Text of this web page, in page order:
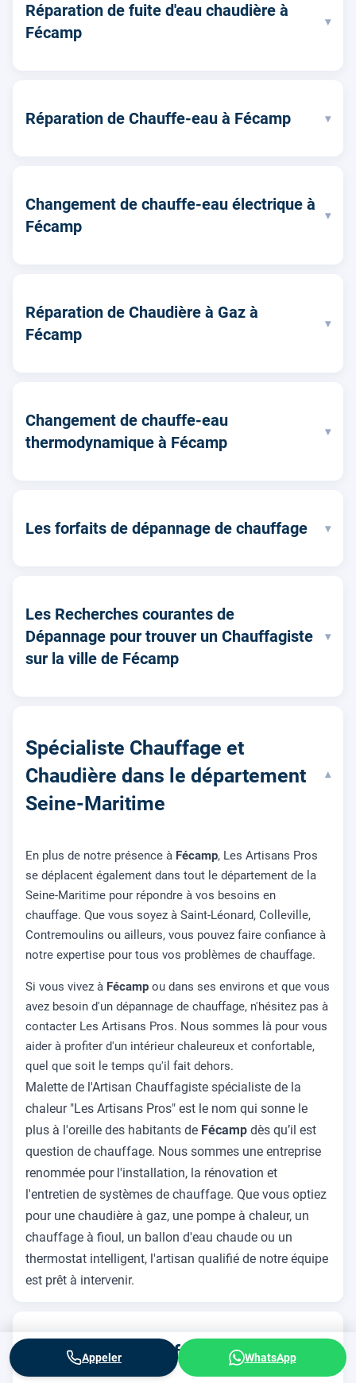
Réparation de fuite d'eau chaudière à
Fécamp
▾
Réparation de Chauffe-eau à Fécamp ▾
Changement de chauffe-eau électrique à
Fécamp
▾
Réparation de Chaudière à Gaz à
Fécamp
▾
Changement de chauffe-eau
thermodynamique à Fécamp
▾
Les forfaits de dépannage de chauffage ▾
Les Recherches courantes de
Dépannage pour trouver un Chauffagiste
sur la ville de Fécamp
▾
Spécialiste Chauffage et
Chaudière dans le département
Seine-Maritime
▾
En plus de notre présence à Fécamp, Les Artisans Pros
se déplacent également dans tout le département de la
Seine-Maritime pour répondre à vos besoins en
chauffage. Que vous soyez à Saint-Léonard, Colleville,
Contremoulins ou ailleurs, vous pouvez faire confiance à
notre expertise pour tous vos problèmes de chauffage.
Si vous vivez à Fécamp ou dans ses environs et que vous
avez besoin d'un dépannage de chauffage, n'hésitez pas à
contacter Les Artisans Pros. Nous sommes là pour vous
aider à profiter d'un intérieur chaleureux et confortable,
quel que soit le temps qu'il fait dehors.
Malette de l'Artisan Chauffagiste spécialiste de la
chaleur "Les Artisans Pros" est le nom qui sonne le
plus à l'oreille des habitants de Fécamp dès qu’il est
question de chauffage. Nous sommes une entreprise
renommée pour l'installation, la rénovation et
l'entretien de systèmes de chauffage. Que vous optiez
pour une chaudière à gaz, une pompe à chaleur, un
chauffage à fioul, un ballon d'eau chaude ou un
thermostat intelligent, l'artisan qualifié de notre équipe
est prêt à intervenir.
Travaux de Chauffage à Fécamp
Appeler WhatsApp